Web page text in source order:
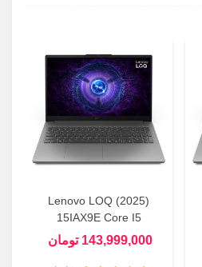
Lenovo LOQ (2025)
15IAX9E Core I5
(12450HX) - 16GB -
512GB SSD - 6GB (RTX
143,999,000 تومان